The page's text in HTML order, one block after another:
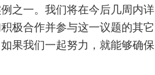
之一。我们将在今后几周内详
极合作并参与这一议题的其它
果我们一起努力，就能够确保